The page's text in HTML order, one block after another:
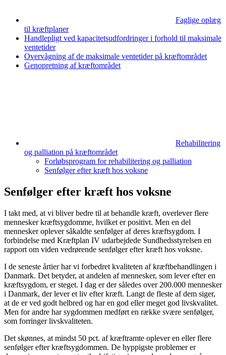
Faglige oplæg
til kræftplaner
Handlepligt ved kapacitetsudfordringer i forhold til maksimale
ventetider
Overvågning af de maksimale ventetider på kræftområdet
Genopretning af kræftområdet
Rehabilitering
og palliation på kræftområdet
Forløbsprogram for rehabilitering og palliation
Senfølger efter kræft hos voksne
Senfølger efter kræft hos voksne
I takt med, at vi bliver bedre til at behandle kræft, overlever flere
mennesker kræftsygdomme, hvilket er positivt. Men en del
mennesker oplever såkaldte senfølger af deres kræftsygdom. I
forbindelse med Kræftplan IV udarbejdede Sundhedsstyrelsen en
rapport om viden vedrørende senfølger efter kræft hos voksne.
I de seneste årtier har vi forbedret kvaliteten af kræftbehandlingen i
Danmark. Det betyder, at andelen af mennesker, som lever efter en
kræftsygdom, er steget. I dag er der således over 200.000 mennesker
i Danmark, der lever et liv efter kræft. Langt de fleste af dem siger,
at de er ved godt helbred og har en god eller meget god livskvalitet.
Men for andre har sygdommen medført en række svære senfølger,
som forringer livskvaliteten.
Det skønnes, at mindst 50 pct. af kræftramte oplever en eller flere
senfølger efter kræftsygdommen. De hyppigste problemer er